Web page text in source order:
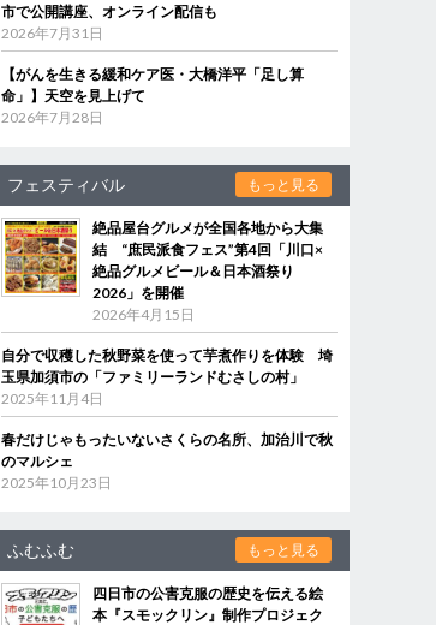
市で公開講座、オンライン配信も
2026年7月31日
【がんを生きる緩和ケア医・大橋洋平「足し算
命」】天空を見上げて
2026年7月28日
フェスティバル もっと見る
絶品屋台グルメが全国各地から大集
結 “庶民派食フェス”第4回「川口×
絶品グルメビール＆日本酒祭り
2026」を開催
2026年4月15日
自分で収穫した秋野菜を使って芋煮作りを体験 埼
玉県加須市の「ファミリーランドむさしの村」
2025年11月4日
春だけじゃもったいないさくらの名所、加治川で秋
のマルシェ
2025年10月23日
ふむふむ もっと見る
四日市の公害克服の歴史を伝える絵
本『スモックリン』制作プロジェク